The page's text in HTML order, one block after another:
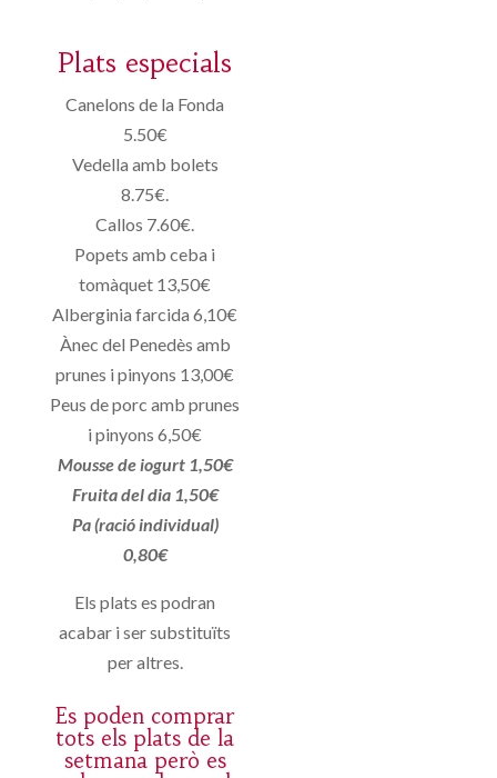
Plats especials
Canelons de la Fonda
5.50€
Vedella amb bolets
8.75€.
Callos 7.60€.
Popets amb ceba i
tomàquet 13,50€
Alberginia farcida 6,10€
Ànec del Penedès amb
prunes i pinyons 13,00€
Peus de porc amb prunes
i pinyons 6,50€
Mousse de iogurt 1,50€
Fruita del dia 1,50€
Pa (ració individual)
0,80€
Els plats es podran
acabar i ser substituïts
per altres.
Es poden comprar
tots els plats de la
setmana però es